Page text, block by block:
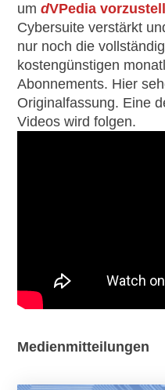
umdVPedia
Cybersuite verstärkt
nur noch die
kostengünstigen
Abonnements. Hier
Originalfassung. Eine
Videos wird folgen.
Medienmitteilungen